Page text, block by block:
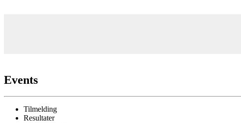
Events
Tilmelding
Resultater